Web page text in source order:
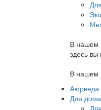
В нашем
здесь вы
В нашем
Аюрведа
Для дома